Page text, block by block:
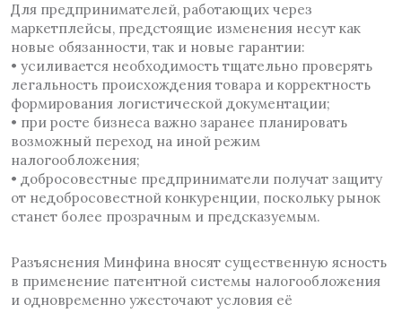
Для предпринимателей, работающих через
маркетплейсы, предстоящие изменения несут как
новые обязанности, так и новые гарантии:
• усиливается необходимость тщательно проверять
легальность происхождения товара и корректность
формирования логистической документации;
• при росте бизнеса важно заранее планировать
возможный переход на иной режим
налогообложения;
• добросовестные предприниматели получат защиту
от недобросовестной конкуренции, поскольку рынок
станет более прозрачным и предсказуемым.
Разъяснения Минфина вносят существенную ясность
в применение патентной системы налогообложения
и одновременно ужесточают условия её